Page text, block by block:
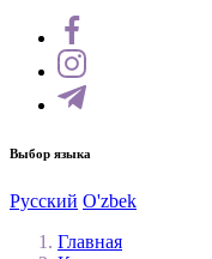
Выбор языка
Русский O'zbek
Главная